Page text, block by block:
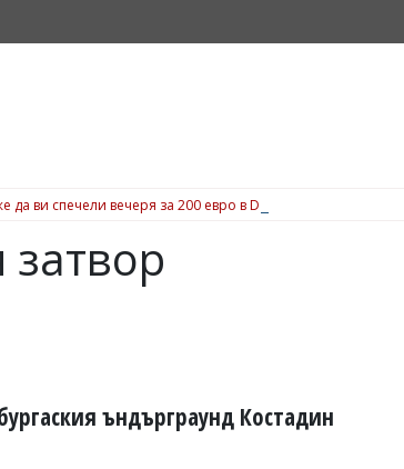
да ви спечели вечеря за 200 евро в Dock 5, вижте
затвор
ъндърграунд Костадин